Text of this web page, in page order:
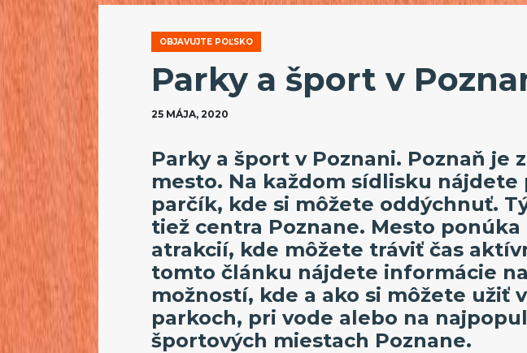
OBJAVUJTE POĽSKO
Parky a šport v
25 MÁJA, 2020
Parky a šport v Poznani. Poznaň je
mesto. Na každom sídlisku nájdete
parčík, kde si môžete oddýchnuť.
tiež centra Poznane. Mesto ponúka
atrakcií, kde môžete tráviť čas
tomto článku nájdete informácie
možností, kde a ako si môžete užiť
parkoch, pri vode alebo na
športových miestach Poznane.